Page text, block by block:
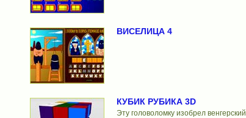
ВИСЕЛИЦА 4
КУБИК РУБИКА 3D
Эту головоломку изобрел венгерский